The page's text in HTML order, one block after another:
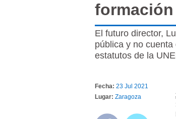
El futuro director,
pública y no
estatutos de la
Fecha: 23 Jul 2021
Lugar: Zaragoza